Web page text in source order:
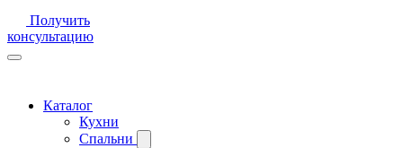
Получить
консультацию
Каталог
Кухни
Спальни